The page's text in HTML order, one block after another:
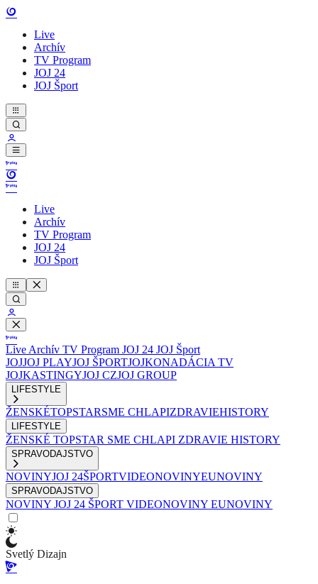
Live
Archív
TV Program
JOJ 24
JOJ Šport
Live
Archív
TV Program
JOJ 24
JOJ Šport
Live Archív TV Program JOJ 24 JOJ Šport
JOJJOJ PLAYJOJ ŠPORTJOJKONADÁCIA TV
JOJKASTINGYJOJ CZJOJ GROUP
LIFESTYLE
ŽENSKÉTOPSTARSME CHLAPIZDRAVIEHISTORY
LIFESTYLE
ŽENSKÉ TOPSTAR SME CHLAPI ZDRAVIE HISTORY
SPRAVODAJSTVO
NOVINYJOJ 24ŠPORTVIDEONOVINYEUNOVINY
SPRAVODAJSTVO
NOVINY JOJ 24 ŠPORT VIDEONOVINY EUNOVINY
Svetlý Dizajn